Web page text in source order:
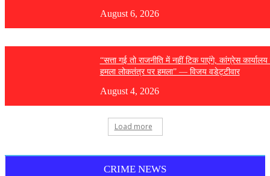
August 6, 2026
“सत्ता गई तो राजनीति में नहीं टिक पाएंगे, कांग्रेस कार्यालय
हमला लोकतंत्र पर हमला” — विजय वडेट्टीवार
August 4, 2026
Load more
CRIME NEWS